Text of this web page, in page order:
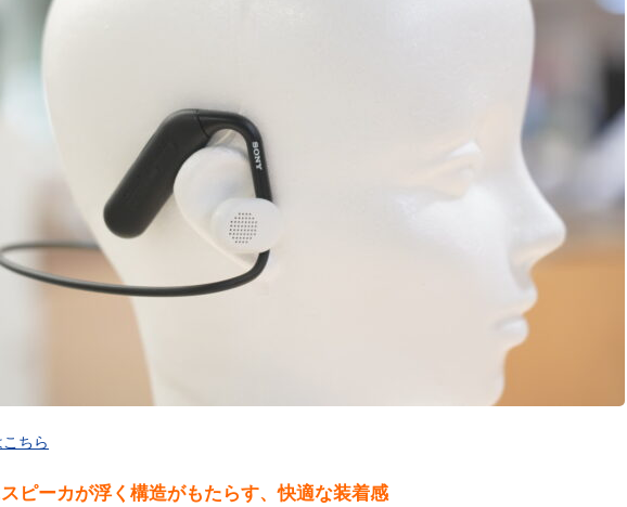
ちら
ピーカが浮く構造がもたらす、快適な装着感